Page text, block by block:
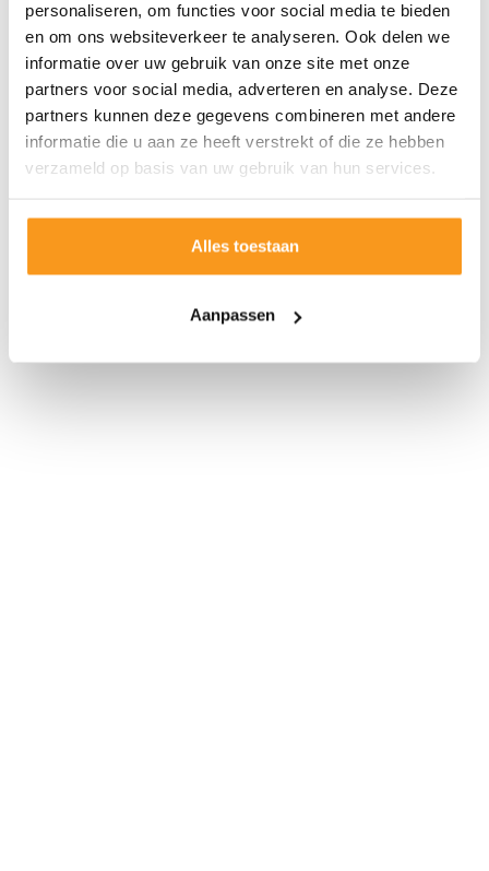
personaliseren, om functies voor social media te bieden
en om ons websiteverkeer te analyseren. Ook delen we
informatie over uw gebruik van onze site met onze
partners voor social media, adverteren en analyse. Deze
partners kunnen deze gegevens combineren met andere
informatie die u aan ze heeft verstrekt of die ze hebben
verzameld op basis van uw gebruik van hun services.
Alles toestaan
Aanpassen